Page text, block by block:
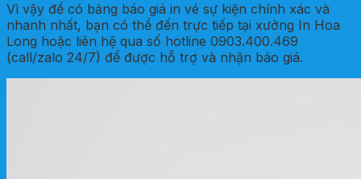
Vì vậy để có bảng báo giá in vé sự kiện chính xác và
nhanh nhất, bạn có thể đến trực tiếp tại xưởng In Hoa
Long hoặc liên hệ qua số hotline 0903.400.469
(call/zalo 24/7) để được hỗ trợ và nhận báo giá.